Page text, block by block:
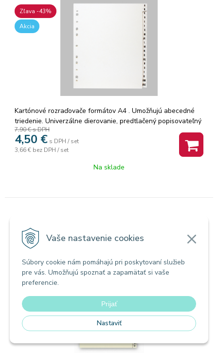
Vaše nastavenie cookies
Súbory cookie nám pomáhajú pri poskytovaní služieb
pre vás. Umožňujú spoznať a zapamätať si vaše
preferencie.
Prijať
Nastaviť
Zľava -43%
Akcia
Kartónové rozraďovače formátov A4 . Umožňujú abecedné
triedenie. Univerzálne dierovanie, predtlačený popisovateľný
titulný list. Formát A4 umožňuje využitie rozraďovača pri
ukladaní dokumentov v prospektových obaloch.
7,90 €s DPH
4,50 € s DPH / set
3,66 € bez DPH / set
Na sklade
ROZRAĎOVAČ KARTÓNOVÝ FORMÁT A4
ČÍSLA 1 - 31
Zľava -49%